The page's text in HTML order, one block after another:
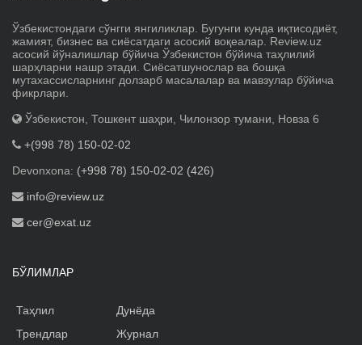
Ўзбекистондаги сўнгги янгиликлар. Бугунги кунда иқтисодиёт,
жамият, бизнес ва сиёсатдаги асосий воқеалар. Review.uz
асосий йўналишлар бўйича Ўзбекистон бўйича таҳлилий
шарҳларни нашр этади. Сиёсатшунослар ва бошқа
мутахассисларнинг долзарб масалалар ва мавзулар бўйича
фикрлари.
Ўзбекистон, Тошкент шаҳри, Чилонзор тумани, Новза 6
+(998 78) 150-02-02
Devonxona: (+998 78) 150-02-02 (426)
info@review.uz
cer@exat.uz
БЎЛИМЛАР
Таҳлил
Трендлар
Дунёда
Журнал